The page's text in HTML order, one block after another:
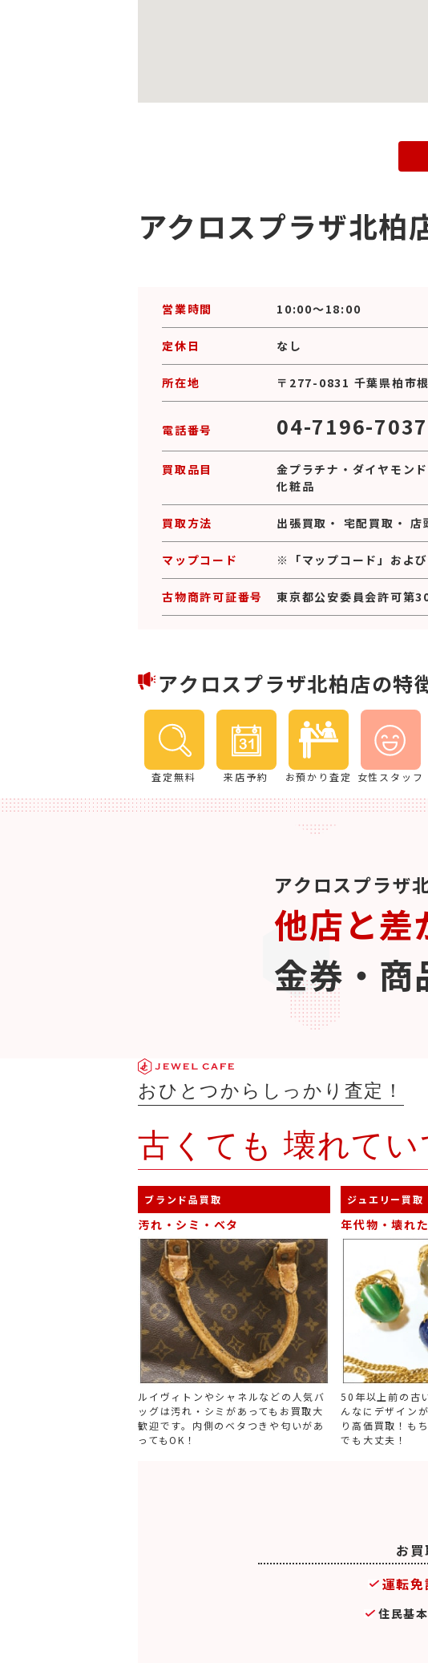
アクロスプラザ北柏
営業時間 10:00～18:00
定休日 なし
所在地 〒277-0831 千葉県柏市
電話番号 04-7196-7037
買取品目 金プラチナ ・ ダイヤモンド
化粧品
買取方法 出張買取 ・ 宅配買取 ・店
マップコード ※「マップコード」およ
古物商許可証番号 東京都公安委員会許可第
アクロスプラザ北柏店の特
査定無料 来店予約 お預かり査定 女性スタッフ
アクロスプラザ
他店と差
金券・商
おひとつからしっかり査定！
古くても 壊れてい
ブランド品買取
汚れ・シミ・ベタ
ルイヴィトンやシャネルなどの人気バ
ッグは汚れ・シミがあってもお買取大
歓迎です。内側のベタつきや匂いがあ
ってもOK！
ジュエリー買取
年代物・壊れ
50年以上前の古
んなにデザイン
り高価買取！も
でも大丈夫！
お
運転免
住民基